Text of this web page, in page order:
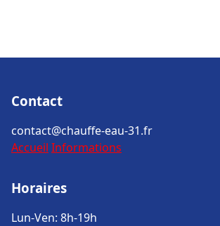
Contact
contact@chauffe-eau-31.fr
Accueil Informations
Horaires
Lun-Ven: 8h-19h